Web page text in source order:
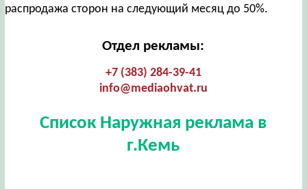
распродажа сторон на следующий месяц до 50%.
Отдел рекламы:
+7 (383) 284-39-41
info@mediaohvat.ru
Список Наружная реклама в
г.Кемь